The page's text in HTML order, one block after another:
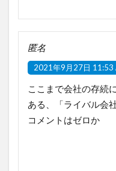
匿名
2021年9月27日 11:53
ここまで会社の存続
ある、「ライバル会
コメントはゼロか